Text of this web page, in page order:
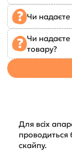
Чи надаєте
Чи надаєте
товару?
Для всіх
проводиться
скайпу.